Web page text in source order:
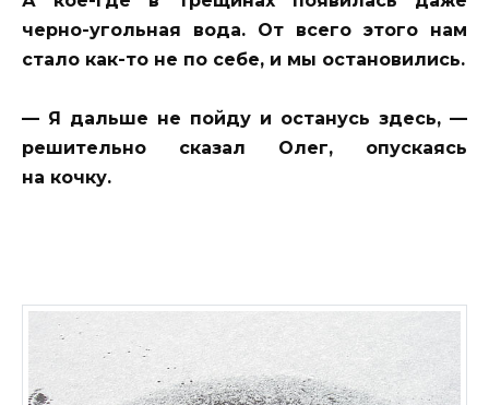
черно-угольная вода. От всего этого нам
стало как-то не по себе, и мы остановились.
— Я дальше не пойду и останусь здесь, —
решительно сказал Олег, опускаясь
на кочку.